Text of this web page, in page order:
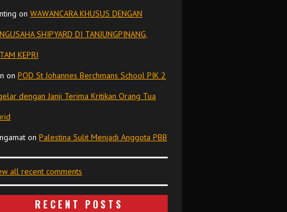
on WAWANCARA KHUSUS DENGAN
SHIPYARD DI TANJUNGPINANG,
KEPRI
on POD St Johannes Berchmans School PIK 2
dengan Janji Terima Kritikan Orang Tua
on Palestina Sulit Menjadi Anggota PBB
all recent comments
RECENT POSTS